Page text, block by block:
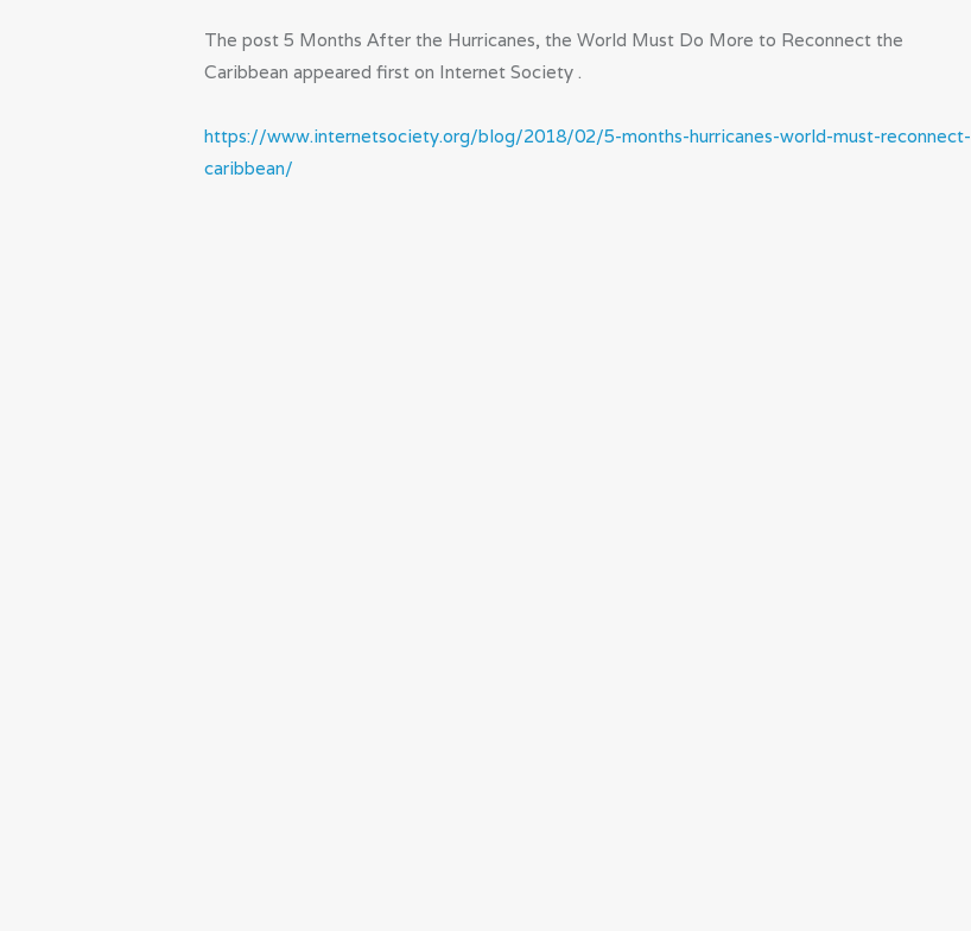
The post 5 Months After the Hurricanes, the World Must Do More to Reconnect the
Caribbean appeared first on Internet Society .
https://www.internetsociety.org/blog/2018/02/5-months-hurricanes-world-must-reconnect-
caribbean/